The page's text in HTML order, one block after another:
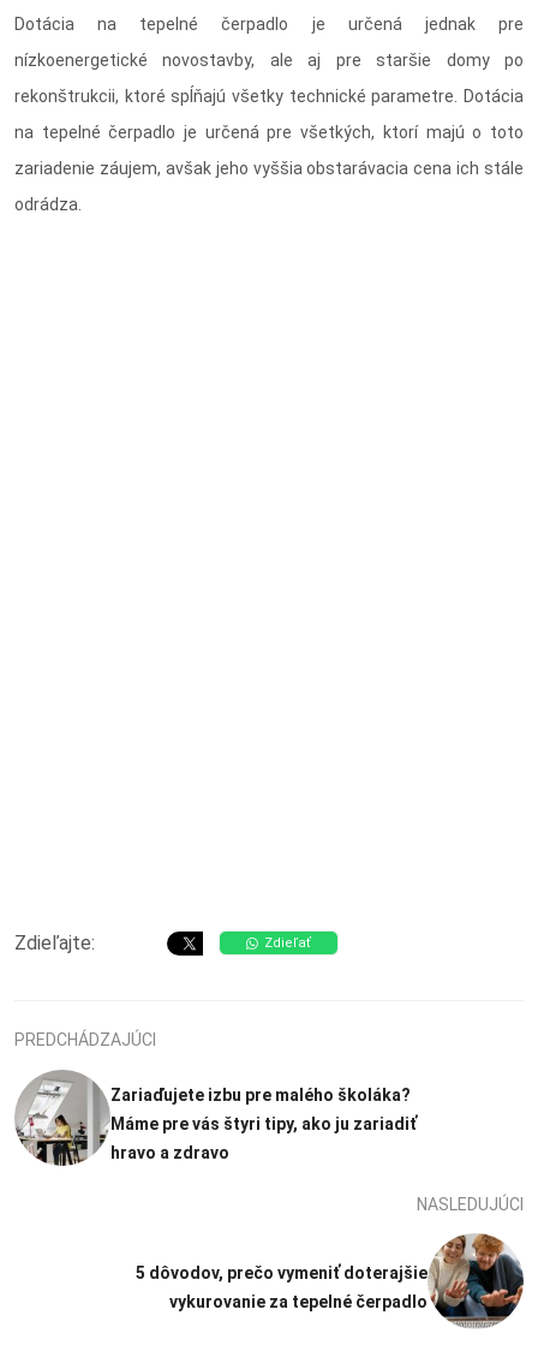
Dotácia na tepelné čerpadlo je určená jednak pre
nízkoenergetické novostavby, ale aj pre staršie domy po
rekonštrukcii, ktoré spĺňajú všetky technické parametre. Dotácia
na tepelné čerpadlo je určená pre všetkých, ktorí majú o toto
zariadenie záujem, avšak jeho vyššia obstarávacia cena ich stále
odrádza.
Zdieľajte: Zdieľať
PREDCHÁDZAJÚCI
Zariaďujete izbu pre malého školáka?
Máme pre vás štyri tipy, ako ju zariadiť
hravo a zdravo
NASLEDUJÚCI
5 dôvodov, prečo vymeniť doterajšie
vykurovanie za tepelné čerpadlo